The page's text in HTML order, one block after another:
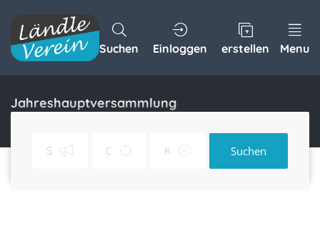
Suchen Einloggen erstellen Menu
Jahreshauptversammlung
Suchen